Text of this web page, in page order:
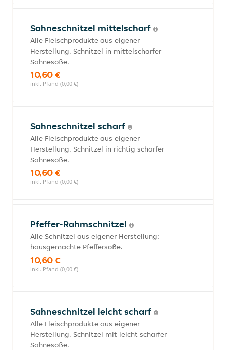
Sahneschnitzel mittelscharf
Alle Fleischprodukte aus eigener
Herstellung. Schnitzel in mittelscharfer
Sahnesoße.
10,60 €
inkl. Pfand (0,00 €)
Sahneschnitzel scharf
Alle Fleischprodukte aus eigener
Herstellung. Schnitzel in richtig scharfer
Sahnesoße.
10,60 €
inkl. Pfand (0,00 €)
Pfeffer-Rahmschnitzel
Alle Schnitzel aus eigener Herstellung:
hausgemachte Pfeffersoße.
10,60 €
inkl. Pfand (0,00 €)
Sahneschnitzel leicht scharf
Alle Fleischprodukte aus eigener
Herstellung. Schnitzel mit leicht scharfer
Sahnesoße.